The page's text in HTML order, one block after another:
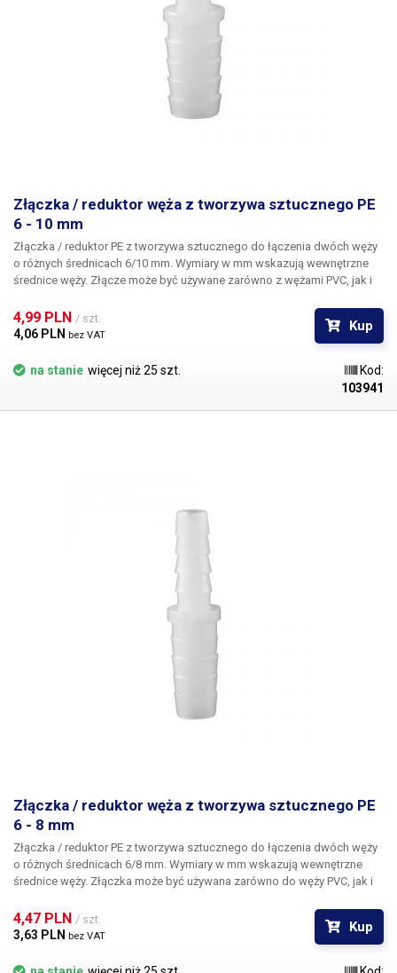
Złączka / reduktor węża z tworzywa sztucznego PE
6 - 10 mm
Złączka / reduktor PE z tworzywa sztucznego do łączenia dwóch węży
o różnych średnicach 6/10 mm. Wymiary w mm wskazują wewnętrzne
średnice węży. Złącze może być używane zarówno z wężami PVC, jak i
samoistnemu wysunięciu się węża ze złącza. Materiał: tworzywo
sztuczne PE Do węży o średnicy wewnętrznej 6 i 10 mm Długość: 42 mm
4,99 PLN / szt.
4,06 PLN bez VAT
Kup
na stanie więcej niż 25 szt.
Kod:
103941
Złączka / reduktor węża z tworzywa sztucznego PE
6 - 8 mm
Złączka / reduktor PE z tworzywa sztucznego do łączenia dwóch węży
o różnych średnicach 6/8 mm. Wymiary w mm wskazują wewnętrzne
średnice węży. Złączka może być używana zarówno do węży PVC, jak i
samoczynnemu wysunięciu się węża ze złączki. Materiał: tworzywo
sztuczne PE Do węży o średnicy wewnętrznej 6 i 8 mm Długość: 41 mm
4,47 PLN / szt.
3,63 PLN bez VAT
Kup